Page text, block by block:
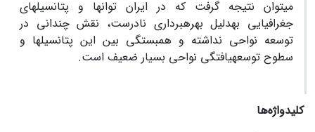
می‏توان نتیجه گرفت که در ایران توان‏ها و پتانسیل‏های
جغرافیایی به‏دلیل بهره‏‏برداری نادرست، نقش چندانی در
توسعه‏ نواحی نداشته و همبستگی بین این پتانسیل‏ها و
سطوح توسعه‏یافتگی نواحی بسیار ضعیف است.
کلیدواژه‌ها